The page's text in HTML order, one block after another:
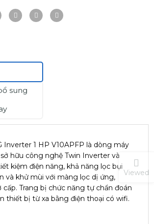
sung
Inverter 1 HP V10APFP là dòng máy
sở hữu công nghệ Twin Inverter và
kiệm điện năng, khả năng lọc bụi
và khử mùi với màng lọc dị ứng,
cấp. Trang bị chức năng tự chẩn đoán
thiết bị từ xa bằng điện thoại có wifi.
Viewed